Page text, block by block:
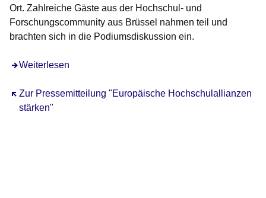
Ort. Zahlreiche Gäste aus der Hochschul- und
Forschungscommunity aus Brüssel nahmen teil und
brachten sich in die Podiumsdiskussion ein.
Weiterlesen
Zur Pressemitteilung "Europäische Hochschulallianzen
stärken"
Öffnet sich in einem neuen Fenster